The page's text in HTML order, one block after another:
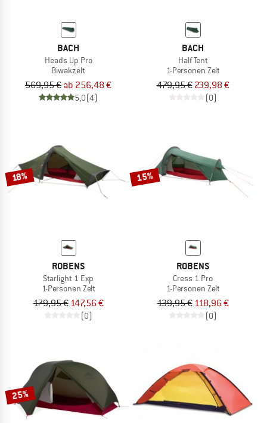
BACH
Heads Up Pro
Biwakzelt
569,95 € ab 256,48 €
5,0(4)
BACH
Half Tent
1-Personen Zelt
479,95 € 239,98 €
(0)
18%
ROBENS
Starlight 1 Exp
1-Personen Zelt
179,95 € 147,56 €
(0)
15%
ROBENS
Cress 1 Pro
1-Personen Zelt
139,95 € 118,96 €
(0)
25%